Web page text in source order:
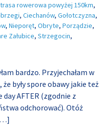
trasa rowerowa powyżej 150km,
, Ciechanów, Gołotczyzna,
, Nieporęt, Obryte, Porządzie,
Załubice, Strzegocin,
bardzo. Przyjechałam w
były spore obawy jakie też
AFTER (zgodnie z
odchorować). Otóż